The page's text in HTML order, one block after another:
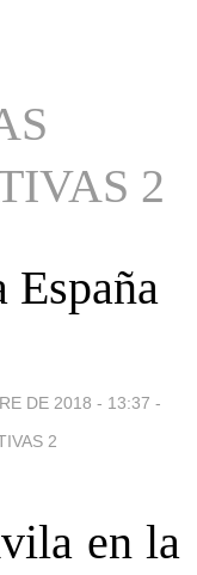
2 
DE 2018 - 13:37 -
2 
en la